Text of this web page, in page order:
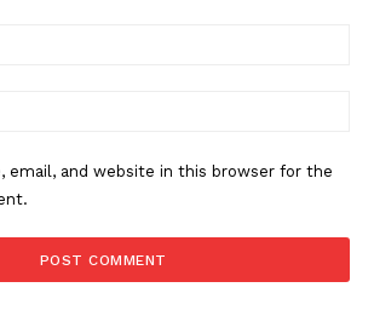
email, and website in this browser for the